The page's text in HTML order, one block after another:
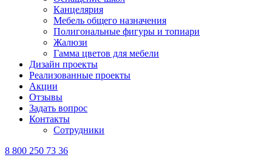
Канцелярия
Мебель общего назначения
Полигональные фигуры и топиари
Жалюзи
Гамма цветов для мебели
Дизайн проекты
Реализованные проекты
Акции
Отзывы
Задать вопрос
Контакты
Сотрудники
8 800 250 73 36